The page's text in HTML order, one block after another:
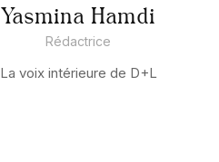
Yasmina Hamdi
Rédactrice
La voix intérieure de D+L